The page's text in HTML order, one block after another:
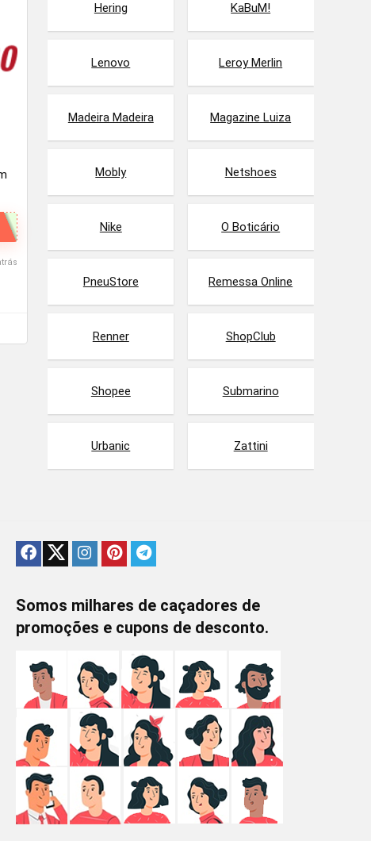
Hering KaBuM!
Lenovo Leroy Merlin
Madeira Madeira Magazine Luiza
Mobly Netshoes
Nike O Boticário
PneuStore Remessa Online
Renner ShopClub
Shopee Submarino
Urbanic Zattini
Somos milhares de caçadores de
promoções e cupons de desconto.